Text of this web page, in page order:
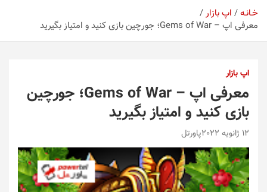
خـانـه
اپ بازار
معرفی اپ – Gems of War؛ جورچین بازی کنید و امتیاز بگیرید
اپ بازار
معرفی اپ – Gems of War؛ جورچین
بازی کنید و امتیاز بگیرید
12 ژانویه 2022 پاورتل